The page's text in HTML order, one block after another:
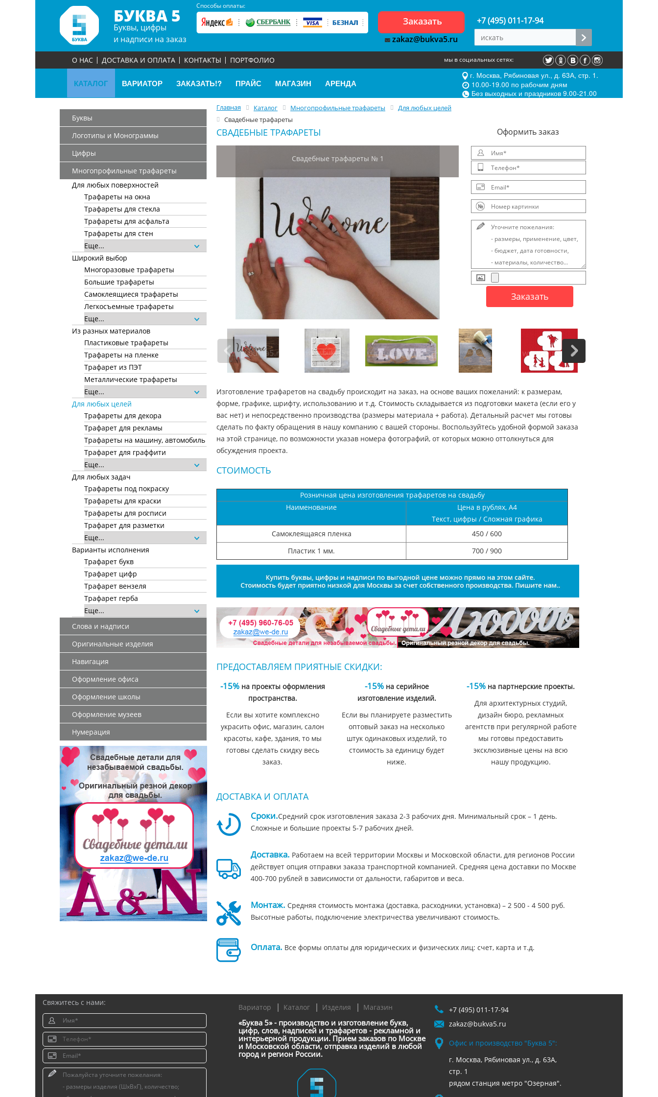
БУКВА 5
Буквы, цифры
и надписи на заказ
Способы оплаты:
Заказать
zakaz@bukva5.ru
+7 (495) 011-17-94
О НАС ДОСТАВКА И ОПЛАТА КОНТАКТЫ ПОРТФОЛИО мы в социальных сетях:
КАТАЛОГ ВАРИАТОР ЗАКАЗАТЬ!? ПРАЙС МАГАЗИН АРЕНДА
г. Москва, Рябиновая ул., д. 63А, стр. 1.
10.00-19.00 по рабочим дням
Без выходных и праздников 9.00-21.00
Главная Каталог Многопрофильные трафареты
Для любых целей
Свадебные трафареты
Буквы
Логотипы и Монограммы
Цифры
Многопрофильные трафареты
Для любых поверхностей
Трафареты на окна
Трафареты для стекла
Трафареты для асфальта
Трафареты для стен
Еще...
Широкий выбор
Многоразовые трафареты
Большие трафареты
Самоклеящиеся трафареты
Легкосъемные трафареты
Еще...
Из разных материалов
Пластиковые трафареты
Трафареты на пленке
Трафарет из ПЭТ
Металлические трафареты
Еще...
Для любых целей
Трафареты для декора
Трафарет для рекламы
Трафареты на машину, автомобиль
Трафарет для граффити
Еще...
Для любых задач
Трафареты под покраску
Трафареты для краски
Трафареты для росписи
Трафарет для разметки
Еще...
Варианты исполнения
Трафарет букв
Трафарет цифр
Трафарет вензеля
Трафарет герба
Еще...
Слова и надписи
Оригинальные изделия
Навигация
Оформление офиса
Оформление школы
Оформление музеев
Нумерация
СВАДЕБНЫЕ ТРАФАРЕТЫ
Свадебные трафареты № 1
Oформить заказ
Изготовление трафаретов на свадьбу происходит на заказ, на основе ваших пожеланий: к размерам,
форме, графике, шрифту, использованию и т.д. Стоимость складывается из подготовки макета (если его у
вас нет) и непосредственно производства (размеры материала + работа). Детальный расчет мы готовы
сделать по факту обращения в нашу компанию с вашей стороны. Воспользуйтесь удобной формой заказа
на этой странице, по возможности указав номера фотографий, от которых можно оттолкнуться для
обсуждения проекта.
СТОИМОСТЬ
Розничная цена изготовления трафаретов на свадьбу
Наименование
Цена в рублях, А4
Текст, цифры / Сложная графика
Самоклеящаяся пленка
450 / 600
Пластик 1 мм.
700 / 900
ПРЕДОСТАВЛЯЕМ ПРИЯТНЫЕ СКИДКИ:
-15%на проекты оформления
пространства.
Если вы хотите комплексно
украсить офис, магазин, салон
красоты, кафе, здания, то мы
готовы сделать скидку весь
заказ.
-15%на серийное
изготовление изделий.
Если вы планируете разместить
оптовый заказ на несколько
штук одинаковых изделий, то
стоимость за единицу будет
ниже.
-15% на партнерские проекты.
Для архитектурных студий,
дизайн бюро, рекламных
агентств при регулярной работе
мы готовы предоставить
эксклюзивные цены на всю
нашу продукцию.
ДОСТАВКА И ОПЛАТА
Сроки.Средний срок изготовления заказа 2-3 рабочих дня. Минимальный срок – 1 день.
Сложные и большие проекты 5-7 рабочих дней.
Доставка. Работаем на всей территории Москвы и Московской области, для регионов России
действует опция отправки заказа транспортной компанией. Средняя цена доставки по Москве
400-700 рублей в зависимости от дальности, габаритов и веса.
Монтаж. Средняя стоимость монтажа (доставка, расходники, установка) – 2 500 - 4 500 руб.
Высотные работы, подключение электричества увеличивают стоимость.
Оплата. Все формы оплаты для юридических и физических лиц: счет, карта и т.д.
Свяжитесь с нами:
Вариатор Каталог Изделия Магазин
«Буква 5» - производство и изготовление букв,
цифр, слов, надписей и трафаретов - рекламной и
интерьерной продукции. Прием заказов по Москве
и Московской области, отправка изделий в любой
город и регион России.
+7 (495) 011-17-94
zakaz@bukva5.ru
Офис и производство "Буква 5":
г. Москва, Рябиновая ул., д. 63А,
стр. 1
рядом станция метро "Озерная".